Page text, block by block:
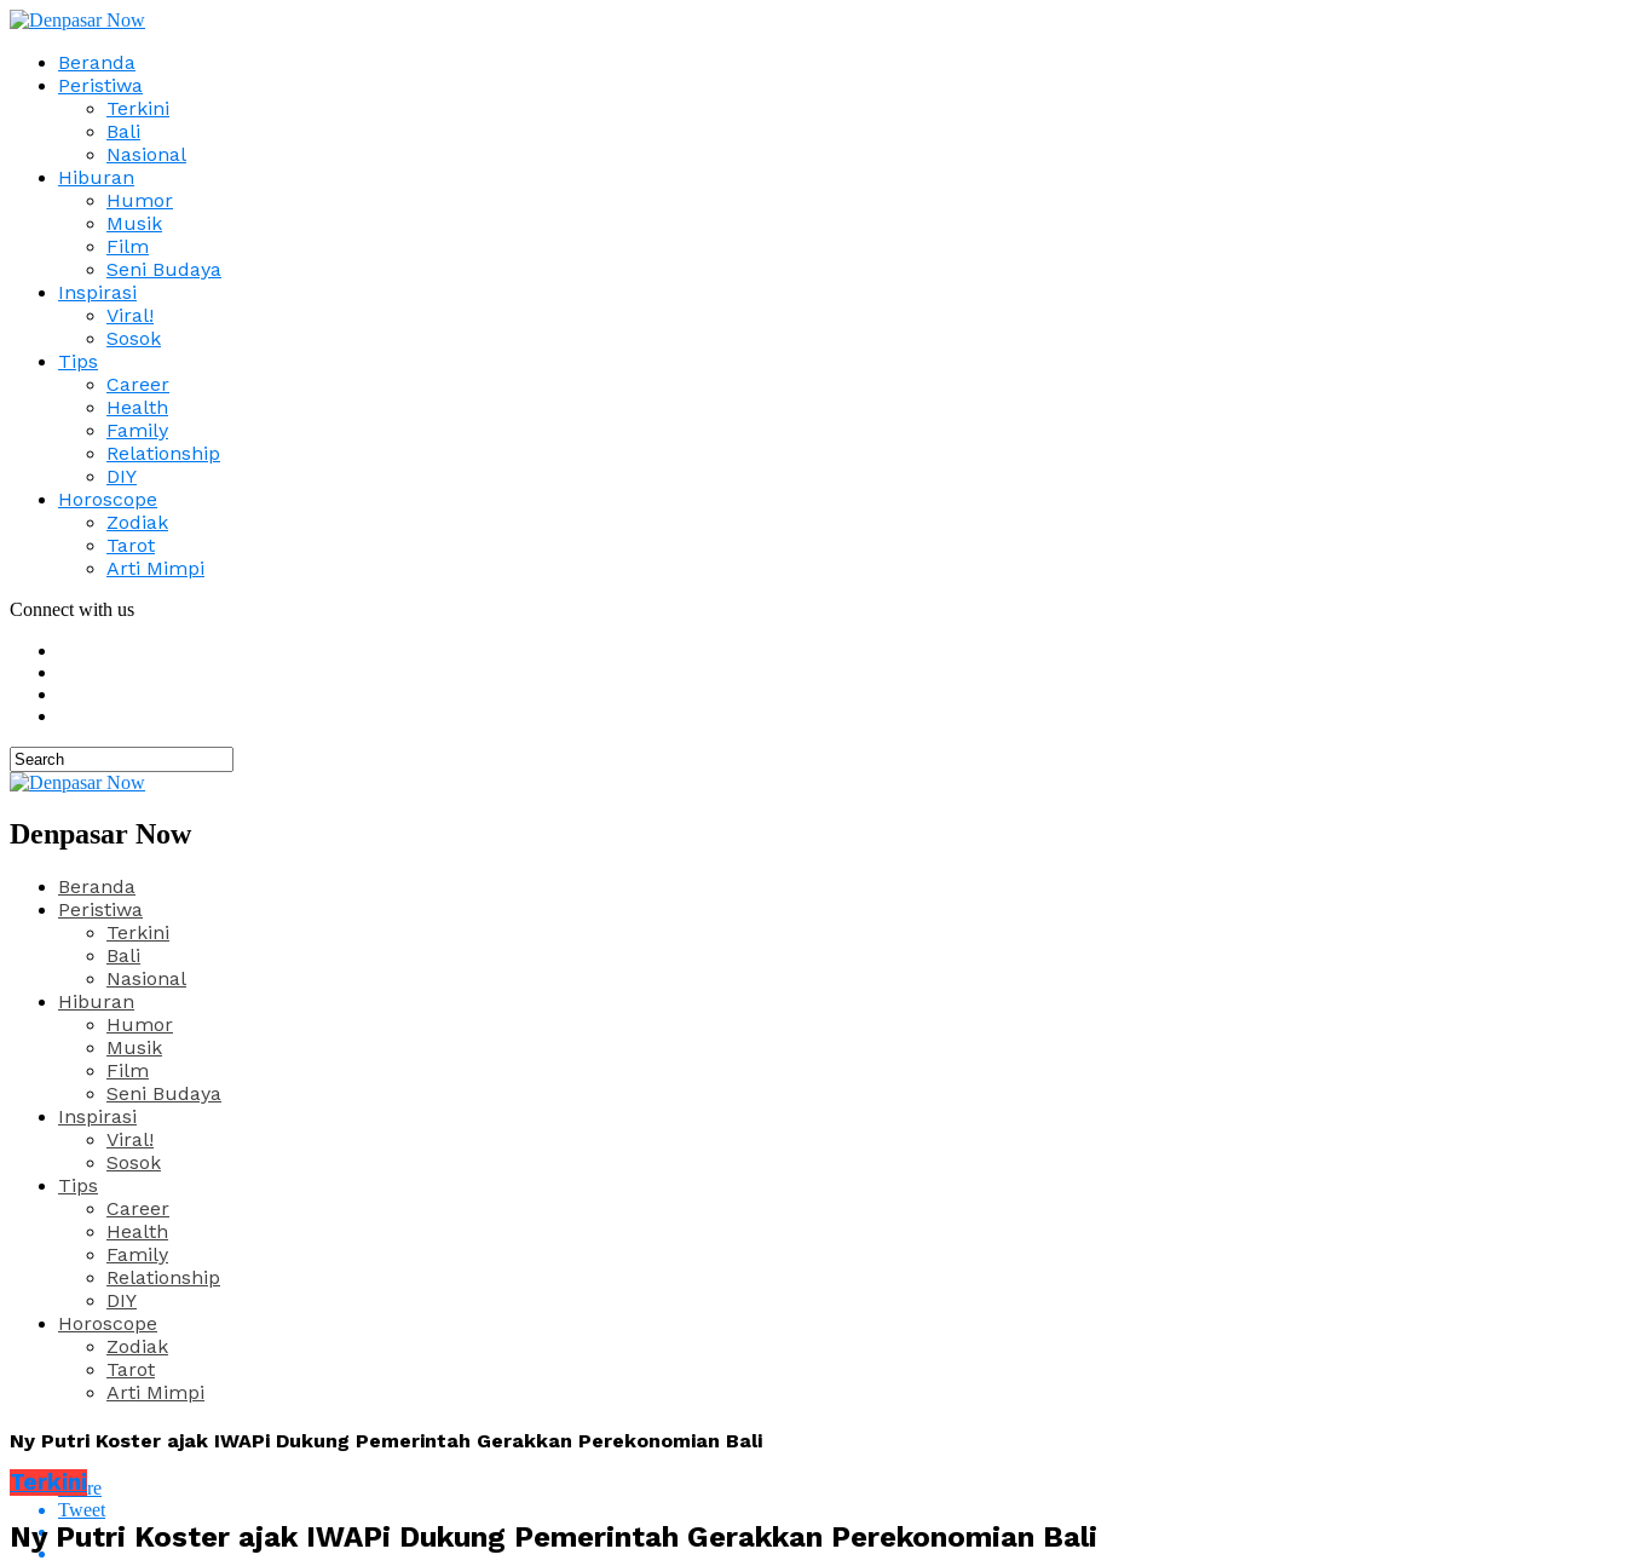
Beranda
Peristiwa
Terkini
Bali
Nasional
Hiburan
Humor
Musik
Film
Seni Budaya
Inspirasi
Viral!
Sosok
Tips
Career
Health
Family
Relationship
DIY
Horoscope
Zodiak
Tarot
Arti Mimpi
Connect with us
Denpasar Now
Beranda
Peristiwa
Terkini
Bali
Nasional
Hiburan
Humor
Musik
Film
Seni Budaya
Inspirasi
Viral!
Sosok
Tips
Career
Health
Family
Relationship
DIY
Horoscope
Zodiak
Tarot
Arti Mimpi
Ny Putri Koster ajak IWAPi Dukung Pemerintah Gerakkan Perekonomian Bali
Share
Tweet
Terkini
Ny Putri Koster ajak IWAPi Dukung Pemerintah Gerakkan Perekonomian Bali